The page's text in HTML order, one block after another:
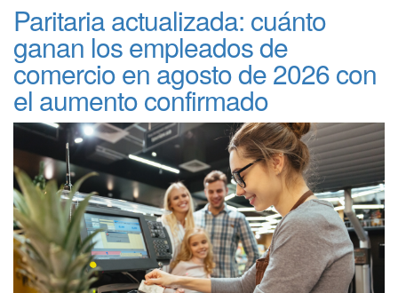
Paritaria actualizada: cuánto
ganan los empleados de
comercio en agosto de 2026 con
el aumento confirmado